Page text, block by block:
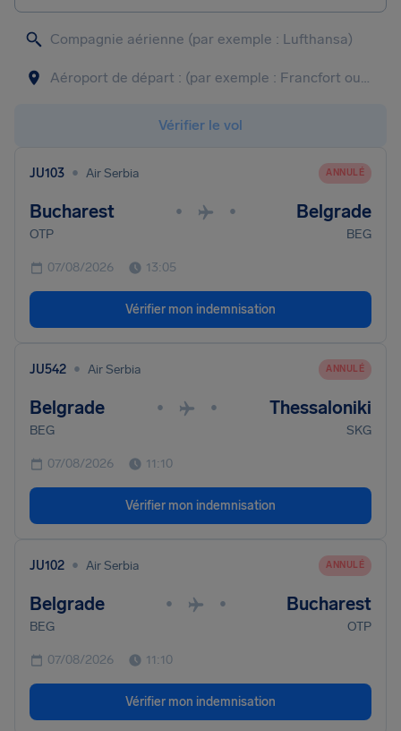
Vérifier le vol
JU103 • Air Serbia ANNULÉ
Bucharest • • Belgrade
OTP BEG
07/08/2026 13:05
Vérifier mon indemnisation
JU542 • Air Serbia ANNULÉ
Belgrade • • Thessaloniki
BEG SKG
07/08/2026 11:10
Vérifier mon indemnisation
JU102 • Air Serbia ANNULÉ
Belgrade • • Bucharest
BEG OTP
07/08/2026 11:10
Vérifier mon indemnisation